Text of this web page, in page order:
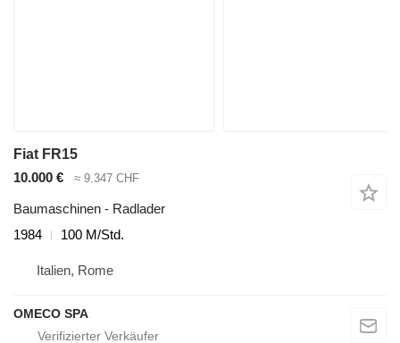
Fiat FR15
10.000 €
≈ 9.347 CHF
Baumaschinen - Radlader
1984
100 M/Std.
Italien, Rome
OMECO SPA